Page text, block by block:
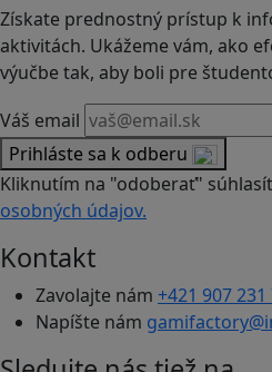
Získate prednostný prístup k
aktivitách. Ukážeme vám, ako
výučbe tak, aby boli pre
Váš email
Prihláste sa k odberu
Kliknutím na "odoberať"
osobných údajov.
Kontakt
Zavolajte nám +421 907 231
Napíšte nám